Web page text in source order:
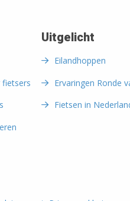
fietsers
Uitgelicht
Eilandhoppen
Ervaringen Ronde
Fietsen in